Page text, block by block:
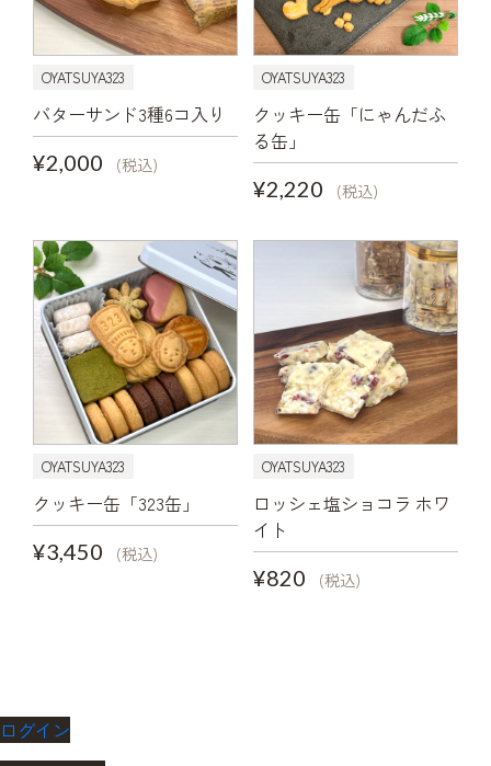
OYATSUYA323
バターサンド3種6コ入り
¥2,000
(税込)
OYATSUYA323
クッキー缶「にゃんだふ
る缶」
¥2,220
(税込)
OYATSUYA323
クッキー缶「323缶」
¥3,450
(税込)
OYATSUYA323
ロッシェ塩ショコラ ホワ
イト
¥820
(税込)
ログイン